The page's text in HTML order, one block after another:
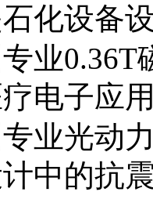
化设备
业
电子应
业光动
中的抗